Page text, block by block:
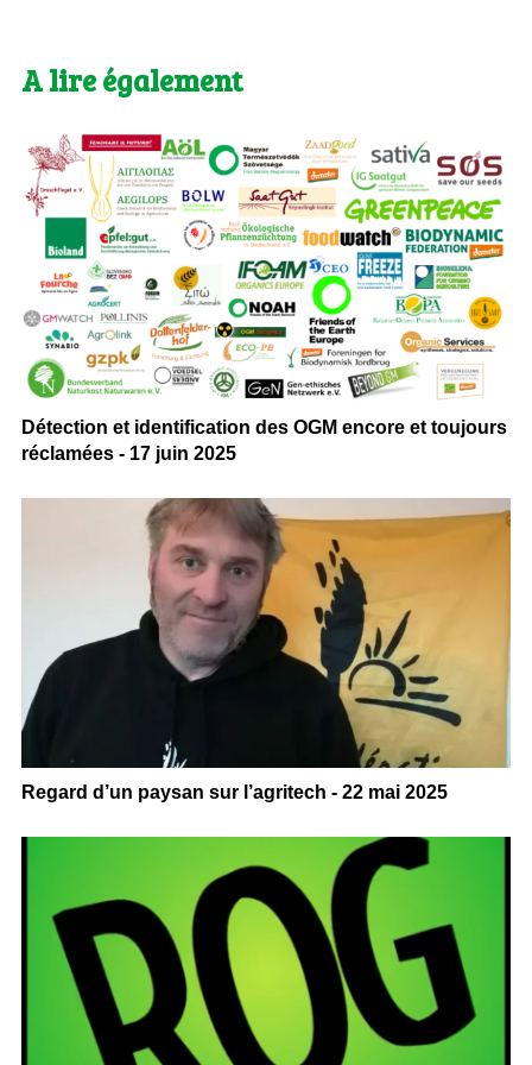
A lire également
Détection et identification des OGM encore et toujours
réclamées - 17 juin 2025
Regard d’un paysan sur l’agritech - 22 mai 2025